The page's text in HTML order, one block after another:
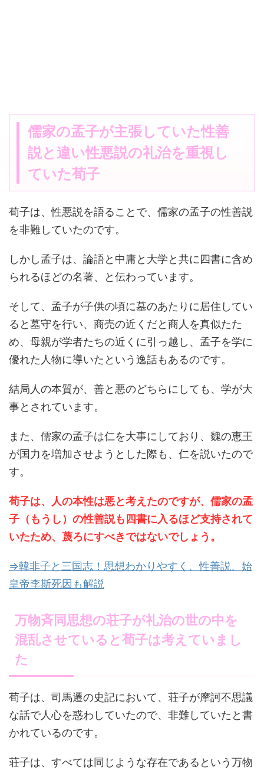
儒家の孟子が主張していた性善
説と違い性悪説の礼治を重視し
ていた荀子
荀子は、性悪説を語ることで、儒家の孟子の性善説
を非難していたのです。
しかし孟子は、論語と中庸と大学と共に四書に含め
られるほどの名著、と伝わっています。
そして、孟子が子供の頃に墓のあたりに居住してい
ると墓守を行い、商売の近くだと商人を真似たた
め、母親が学者たちの近くに引っ越し、孟子を学に
優れた人物に導いたという逸話もあるのです。
結局人の本質が、善と悪のどちらにしても、学が大
事とされています。
また、儒家の孟子は仁を大事にしており、魏の恵王
が国力を増加させようとした際も、仁を説いたので
す。
荀子は、人の本性は悪と考えたのですが、儒家の孟
子（もうし）の性善説も四書に入るほど支持されて
いたため、蔑ろにすべきではないでしょう。
⇒韓非子と三国志！思想わかりやすく、性善説、始
皇帝李斯死因も解説
万物斉同思想の荘子が礼治の世の中を
混乱させていると荀子は考えていまし
た
荀子は、司馬遷の史記において、荘子が摩訶不思議
な話で人心を惑わしていたので、非難していたと書
かれているのです。
荘子は、すべては同じような存在であるという万物